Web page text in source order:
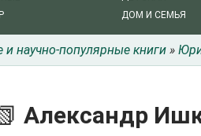
ДОМ И СЕМЬЯ
и научно-популярные книги »
Александр